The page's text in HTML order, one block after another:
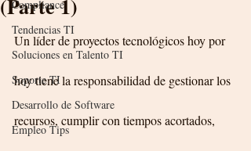
Compliance
Tendencias TI
Soluciones en Talento TI
Soporte TI
Desarrollo de Software
Empleo Tips
(Parte 1)
Un líder de proyectos tecnológicos hoy por
hoy tiene la responsabilidad de gestionar los
recursos, cumplir con tiempos acortados,